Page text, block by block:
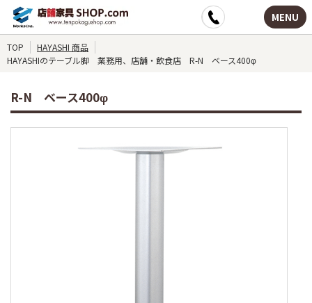
MENU
TOP
HAYASHI 商品
HAYASHIのテーブル脚 業務用、店舗・飲食店 R-N ベース400φ
R-N ベース400φ